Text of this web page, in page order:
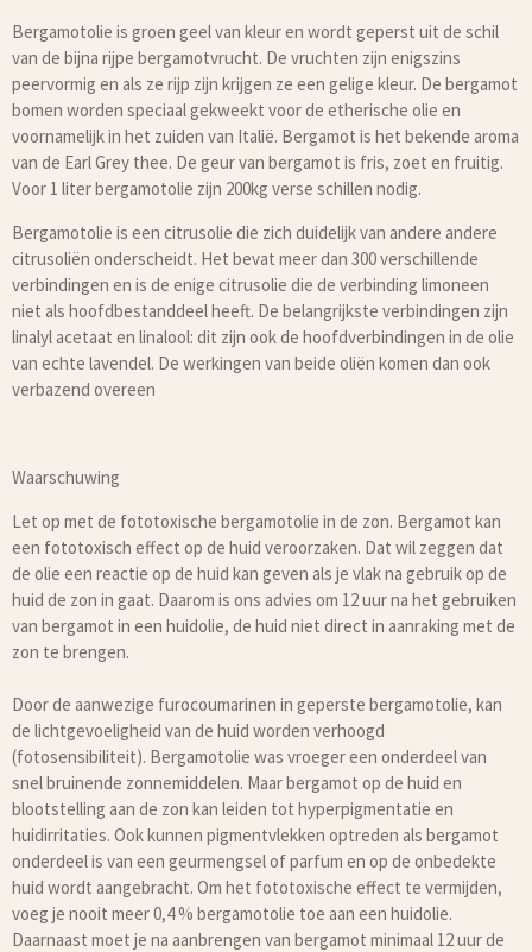
Bergamotolie is groen geel van kleur en wordt geperst uit de schil
van de bijna rijpe bergamotvrucht. De vruchten zijn enigszins
peervormig en als ze rijp zijn krijgen ze een gelige kleur. De bergamot
bomen worden speciaal gekweekt voor de etherische olie en
voornamelijk in het zuiden van Italië. Bergamot is het bekende aroma
van de Earl Grey thee. De geur van bergamot is fris, zoet en fruitig.
Voor 1 liter bergamotolie zijn 200kg verse schillen nodig.
Bergamotolie is een citrusolie die zich duidelijk van andere andere
citrusoliën onderscheidt. Het bevat meer dan 300 verschillende
verbindingen en is de enige citrusolie die de verbinding limoneen
niet als hoofdbestanddeel heeft. De belangrijkste verbindingen zijn
linalyl acetaat en linalool: dit zijn ook de hoofdverbindingen in de olie
van echte lavendel. De werkingen van beide oliën komen dan ook
verbazend overeen
Waarschuwing
Let op met de fototoxische bergamotolie in de zon. Bergamot kan
een fototoxisch effect op de huid veroorzaken. Dat wil zeggen dat
de olie een reactie op de huid kan geven als je vlak na gebruik op de
huid de zon in gaat. Daarom is ons advies om 12 uur na het gebruiken
van bergamot in een huidolie, de huid niet direct in aanraking met de
zon te brengen.
Door de aanwezige furocoumarinen in geperste bergamotolie, kan
de lichtgevoeligheid van de huid worden verhoogd
(fotosensibiliteit). Bergamotolie was vroeger een onderdeel van
snel bruinende zonnemiddelen. Maar bergamot op de huid en
blootstelling aan de zon kan leiden tot hyperpigmentatie en
huidirritaties. Ook kunnen pigmentvlekken optreden als bergamot
onderdeel is van een geurmengsel of parfum en op de onbedekte
huid wordt aangebracht. Om het fototoxische effect te vermijden,
voeg je nooit meer 0,4 % bergamotolie toe aan een huidolie.
Daarnaast moet je na aanbrengen van bergamot minimaal 12 uur de